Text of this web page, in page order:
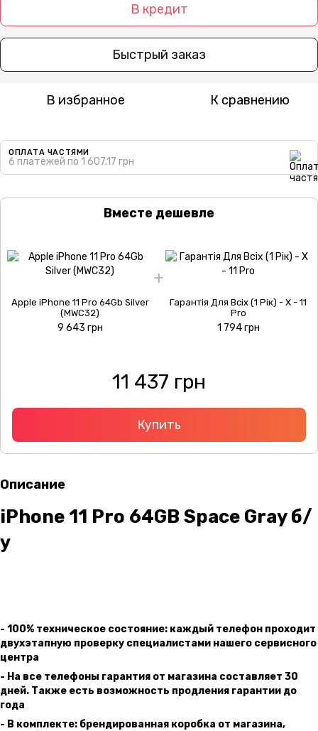
В кредит
Быстрый заказ
В избранное К сравнению
ОПЛАТА ЧАСТЯМИ
6 платежей по 1 607.17 грн
Вместе дешевле
Apple iPhone 11 Pro 64Gb Silver
(MWC32)
9 643 грн
Гарантія Для Всіх (1 Рік) - X - 11
Pro
1 794 грн
11 437 грн
Купить
Описание
iPhone 11 Pro 64GB Space Gray б/
у
- 100% техническое состояние: каждый телефон проходит
двухэтапную проверку специалистами нашего сервисного
центра
- На все телефоны гарантия от магазина составляет 30
дней. Также есть возможность продления гарантии до
года
- В комплекте: брендированная коробка от магазина,